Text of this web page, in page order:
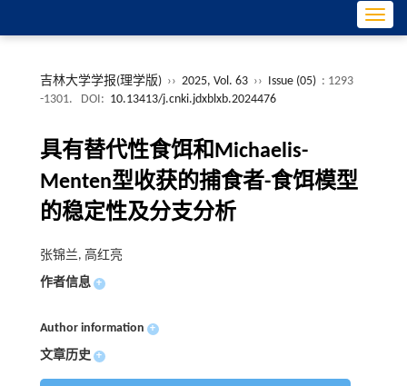
吉林大学学报(理学版) ›› 2025, Vol. 63 ›› Issue (05) : 1293
-1301.
DOI: 10.13413/j.cnki.jdxblxb.2024476
具有替代性食饵和Michaelis-
Menten型收获的捕食者-食饵模型
的稳定性及分支分析
张锦兰, 高红亮
作者信息 +
Author information +
文章历史 +